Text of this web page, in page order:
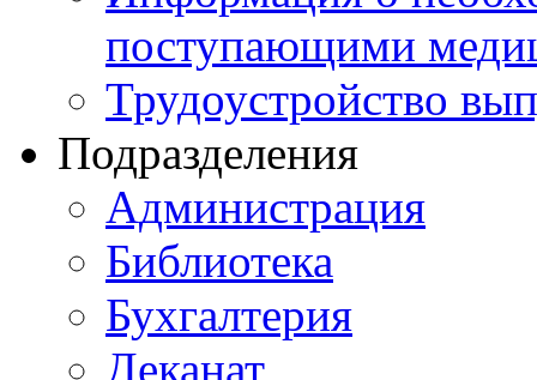
поступающими
Трудоустройство
Подразделения
Администрация
Библиотека
Бухгалтерия
Деканат